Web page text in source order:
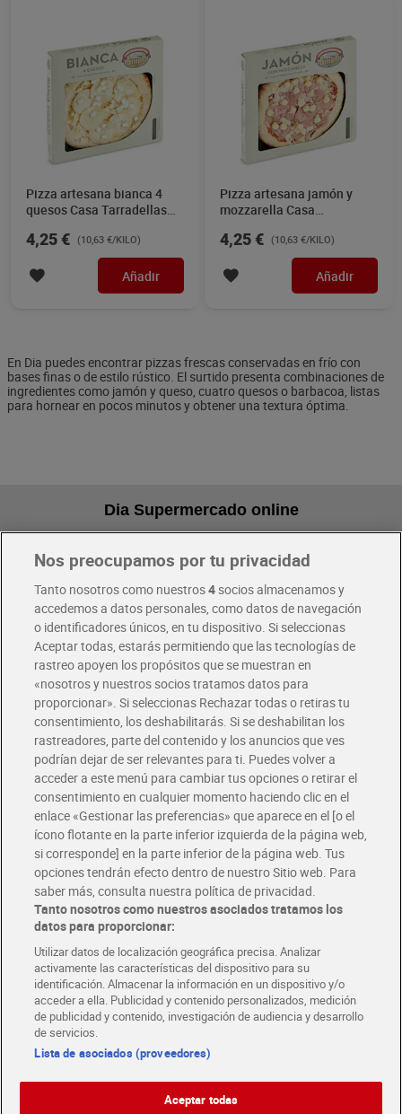
Pizza artesana bianca 4
quesos Casa Tarradellas
4,25 € (10,63 €/KILO)
Añadir
Pizza artesana jamón y
mozzarella Casa
4,25 € (10,63 €/KILO)
Añadir
En Dia puedes encontrar pizzas frescas conservadas en frío con
bases finas o de estilo rústico. El surtido presenta combinaciones de
ingredientes como jamón y queso, cuatro quesos o barbacoa, listas
para hornear en pocos minutos y obtener una textura óptima.
Dia Supermercado online
Pide hoy, recibe hoy
Envío gratis por compras superiores a 100€
Envío estandar por 4,99€
Glovo y Uber Eats
Solicita tu factura de Glovo o Uber Eats
Únete al CLUB Dia
Disfruta las ventajas y ofertas exclusivas.
Descárgate la APP Dia
Folletos y Tiendas
Descubre las mejores ofertas y busca tu tienda más cercana
Tarjeta MaX Dia
Te devuelve hasta 8€/mes de tus compras.
¡Solicita tu tarjeta de crédito aquí!
COMER MEJOR CADA DIA
COLABORA CON DIA ABRE TU TIENDA DIA CORPORATE
Nos preocupamos por tu privacidad
Tanto nosotros como nuestros4socios almacenamos y
accedemos a datos personales, como datos de navegación
o identificadores únicos, en tu dispositivo. Si seleccionas
Aceptar todas, estarás permitiendo que las tecnologías de
rastreo apoyen los propósitos que se muestran en
«nosotros y nuestros socios tratamos datos para
proporcionar». Si seleccionas Rechazar todas o retiras tu
consentimiento, los deshabilitarás. Si se deshabilitan los
rastreadores, parte del contenido y los anuncios que ves
podrían dejar de ser relevantes para ti. Puedes volver a
acceder a este menú para cambiar tus opciones o retirar el
consentimiento en cualquier momento haciendo clic en el
enlace «Gestionar las preferencias» que aparece en el [o el
ícono flotante en la parte inferior izquierda de la página web,
si corresponde] en la parte inferior de la página web. Tus
opciones tendrán efecto dentro de nuestro Sitio web. Para
saber más, consulta nuestra política de privacidad.
Tanto nosotros como nuestros asociados tratamos los
datos para proporcionar:
Utilizar datos de localización geográfica precisa. Analizar
activamente las características del dispositivo para su
identificación. Almacenar la información en un dispositivo y/o
acceder a ella. Publicidad y contenido personalizados, medición
de publicidad y contenido, investigación de audiencia y desarrollo
de servicios.
Lista de asociados (proveedores)
Aceptar todas